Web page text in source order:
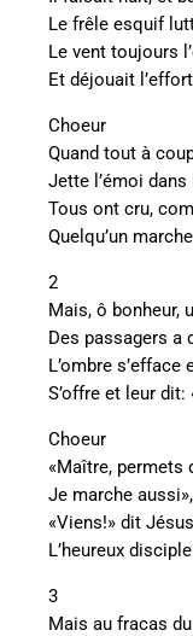
Le frêle esquif
Le vent toujours
Et déjouait
Choeur
Quand tout à
Jette l’émoi
Tous ont cru,
Quelqu’un
2
Mais, ô bonheur,
Des passagers a
L’ombre s’efface
S’offre et leur dit:
Choeur
«Maître, permets
Je marche
«Viens!» dit
L’heureux
3
Mais au fracas